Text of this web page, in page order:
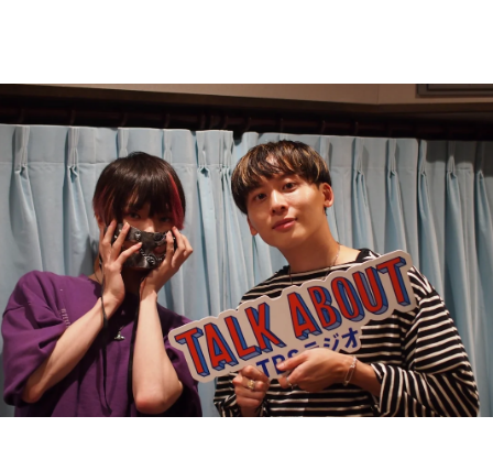
お知らせ
イベント・グッズ
YouTube
会社情報